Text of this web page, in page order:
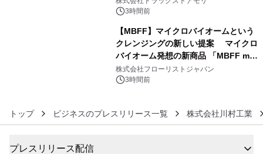
3時間前
【MBFF】マイクロバイオームという
クレンジングの新しい提案 マイクロ
バイオーム発想の新商品 「MBFF mb
クレンジングPRO」を2026年8月6日
発売
株式会社フローリストジャパン
3時間前
トップ ビジネスのプレスリリース一覧 株式会社川村工業
プレスリリース配信